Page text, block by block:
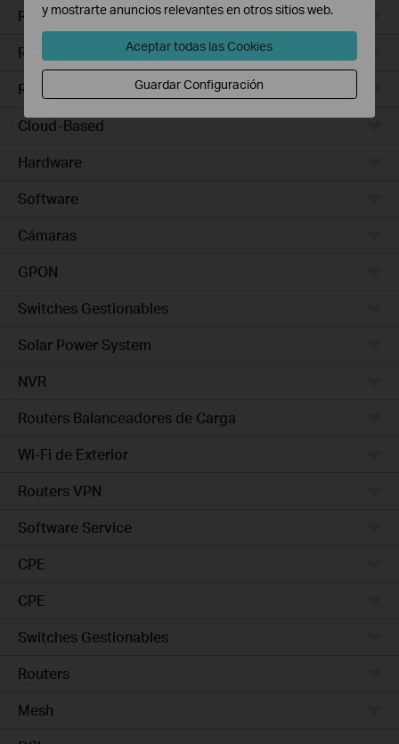
Routers Wi-Fi
Routers 5G/4G
Routers Integrados
Cloud-Based
Hardware
Software
Cámaras
GPON
Switches Gestionables
Solar Power System
NVR
Routers Balanceadores de Carga
Wi-Fi de Exterior
Routers VPN
Software Service
CPE
CPE
Switches Gestionables
Routers
Mesh
y mostrarte anuncios relevantes en otros sitios web.
Aceptar todas las Cookies
Guardar Configuración